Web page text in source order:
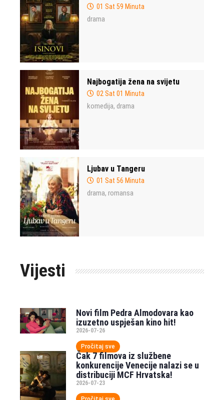
01 Sat 59 Minuta
drama
Najbogatija žena na svijetu
02 Sat 01 Minuta
komedija, drama
Ljubav u Tangeru
01 Sat 56 Minuta
drama, romansa
Vijesti
Novi film Pedra Almodovara kao
izuzetno uspješan kino hit!
2026-07-26
Pročitaj sve
Čak 7 filmova iz službene
konkurencije Venecije nalazi se u
distribuciji MCF Hrvatska!
2026-07-23